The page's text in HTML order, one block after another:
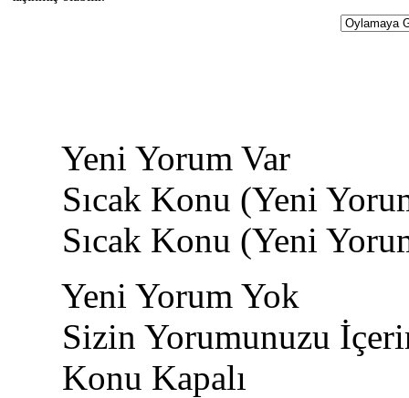
Yeni Yorum Var
Sıcak Konu (Yeni
Sıcak Konu (Yeni
Yeni Yorum Yok
Sizin Yorumunuzu
Konu Kapalı